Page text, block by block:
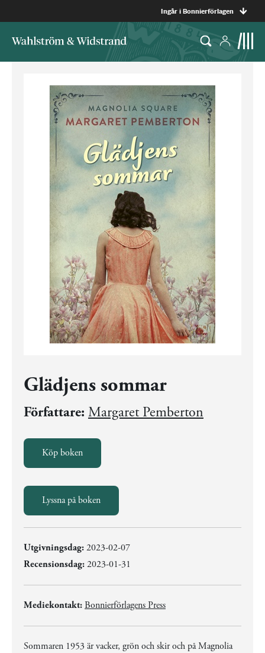
Ingår i Bonnierförlagen
Glädjens sommar
Författare: Margaret Pemberton
Köp boken
Lyssna på boken
Utgivningsdag:2023-02-07
Recensionsdag:2023-01-31
Mediekontakt: Bonnierförlagens Press
Sommaren 1953 är vacker, grön och skir och på Magnolia